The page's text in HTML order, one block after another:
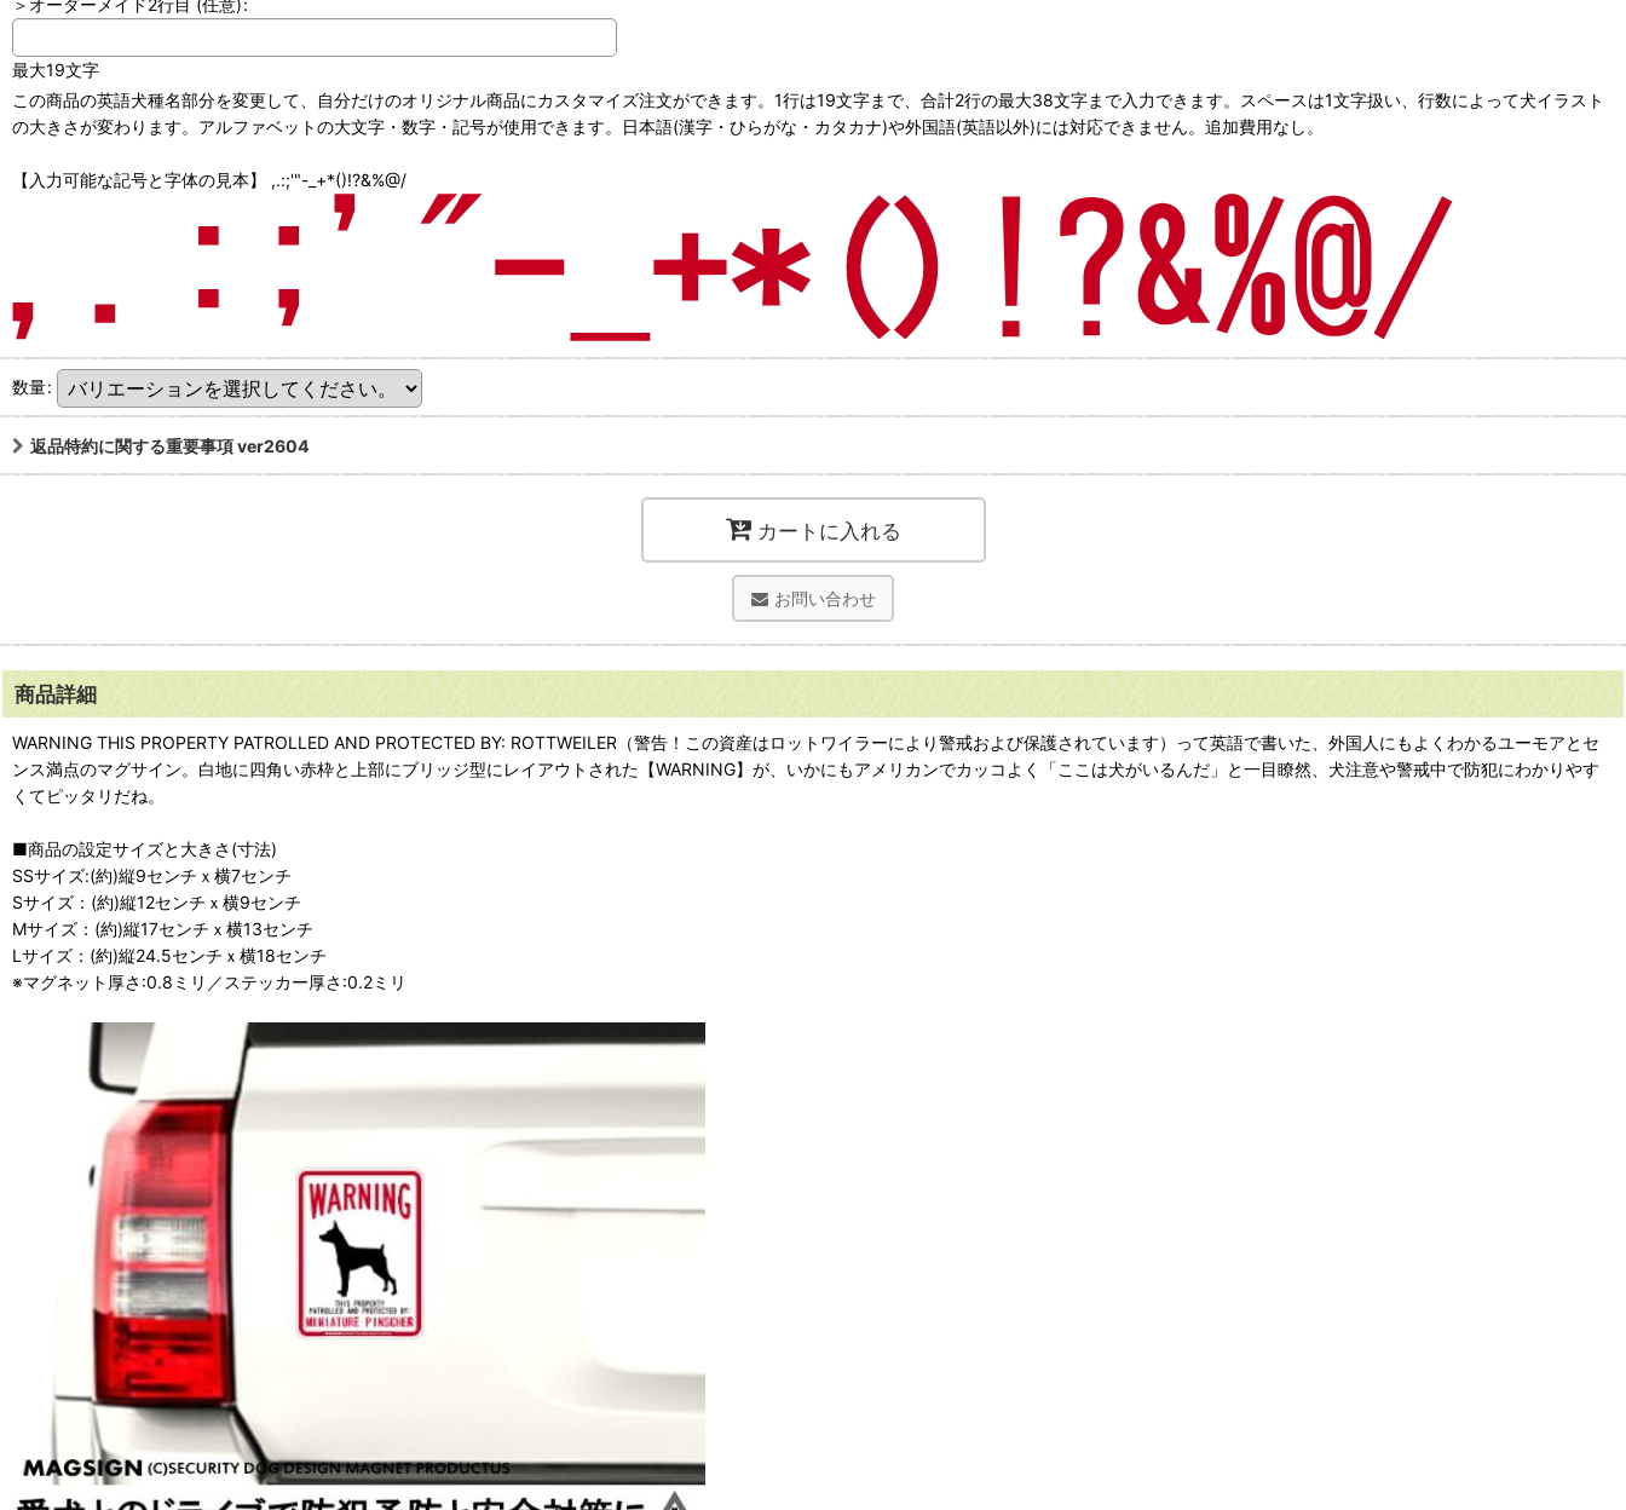
＞オーダーメイド2行目 (任意):
最大19文字
この商品の英語犬種名部分を変更して、自分だけのオリジナル商品にカスタマイズ注文ができます。1行は19文字まで、合計2行の最大38文字まで入力できます。スペースは1文字扱い、行数によって犬イラスト
の大きさが変わります。アルファベットの大文字・数字・記号が使用できます。日本語(漢字・ひらがな・カタカナ)や外国語(英語以外)には対応できません。追加費用なし。
【入力可能な記号と字体の見本】 ,.:;'"-_+*()!?&%@/
数量:
返品特約に関する重要事項 ver2604
カートに入れる
お問い合わせ
商品詳細
WARNING THIS PROPERTY PATROLLED AND PROTECTED BY: ROTTWEILER（警告！この資産はロットワイラーにより警戒および保護されています）って英語で書いた、外国人にもよくわかるユーモアとセ
ンス満点のマグサイン。白地に四角い赤枠と上部にブリッジ型にレイアウトされた【WARNING】が、いかにもアメリカンでカッコよく「ここは犬がいるんだ」と一目瞭然、犬注意や警戒中で防犯にわかりやす
くてピッタリだね。
■商品の設定サイズと大きさ(寸法)
SSサイズ:(約)縦9センチｘ横7センチ
Sサイズ：(約)縦12センチｘ横9センチ
Mサイズ：(約)縦17センチｘ横13センチ
Lサイズ：(約)縦24.5センチｘ横18センチ
※マグネット厚さ:0.8ミリ／ステッカー厚さ:0.2ミリ